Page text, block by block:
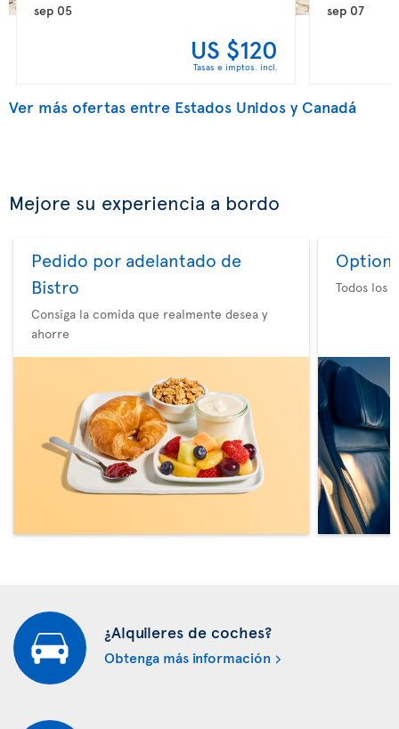
sep 05
US $120
Tasas e imptos. incl.
sep 07
Ver más ofertas entre Estados Unidos y Canadá
Mejore su experiencia a bordo
Pedido por adelantado de
Bistro
Consiga la comida que realmente desea y
ahorre
Option
Todos los
¿Alquileres de coches?
Obtenga más información